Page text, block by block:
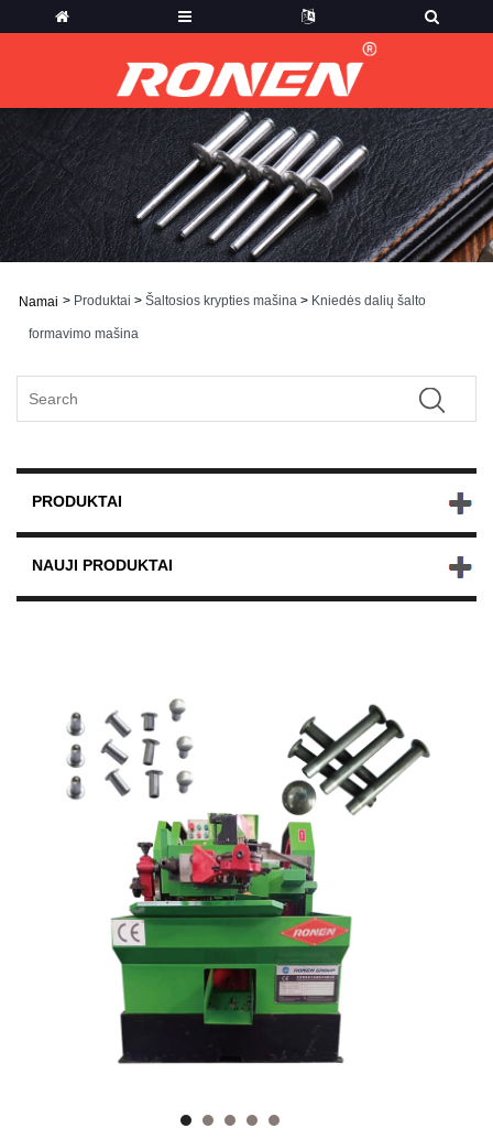
Namai > Produktai > Šaltosios krypties mašina > Kniedės dalių šalto
formavimo mašina
PRODUKTAI
NAUJI PRODUKTAI